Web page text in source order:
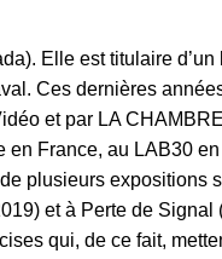
Elle est titulaire d’un
Ces dernières
et par LA
France, au LAB30 en
plusieurs expositions
et à Perte de
qui, de ce fait,